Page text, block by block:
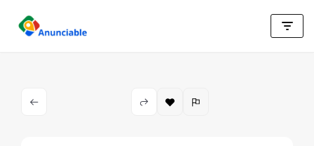
Saltar